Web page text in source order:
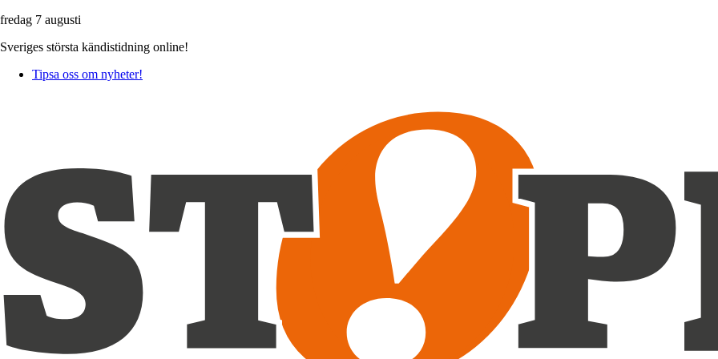
fredag 7 augusti
Sveriges största kändistidning online!
Tipsa oss om nyheter!